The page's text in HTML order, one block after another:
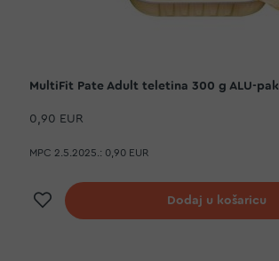
MultiFit Pate Adult teletina 300 g ALU-pak
0,90 EUR
MPC 2.5.2025.: 0,90 EUR
Dodaj na listu želja
Dodaj u košaricu